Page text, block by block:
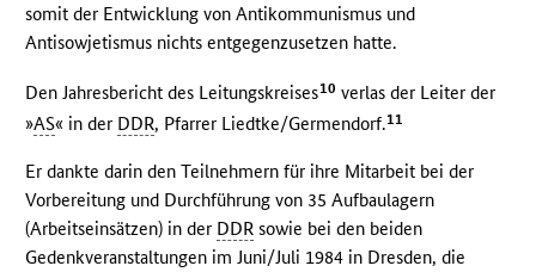
somit der Entwicklung von Antikommunismus und
Antisowjetismus nichts entgegenzusetzen hatte.
Den Jahresbericht des Leitungskreises10 verlas der Leiter der
»AS« in der DDR, Pfarrer Liedtke/Germendorf.11
Er dankte darin den Teilnehmern für ihre Mitarbeit bei der
Vorbereitung und Durchführung von 35 Aufbaulagern
(Arbeitseinsätzen) in der DDR sowie bei den beiden
Gedenkveranstaltungen im Juni/Juli 1984 in Dresden, die